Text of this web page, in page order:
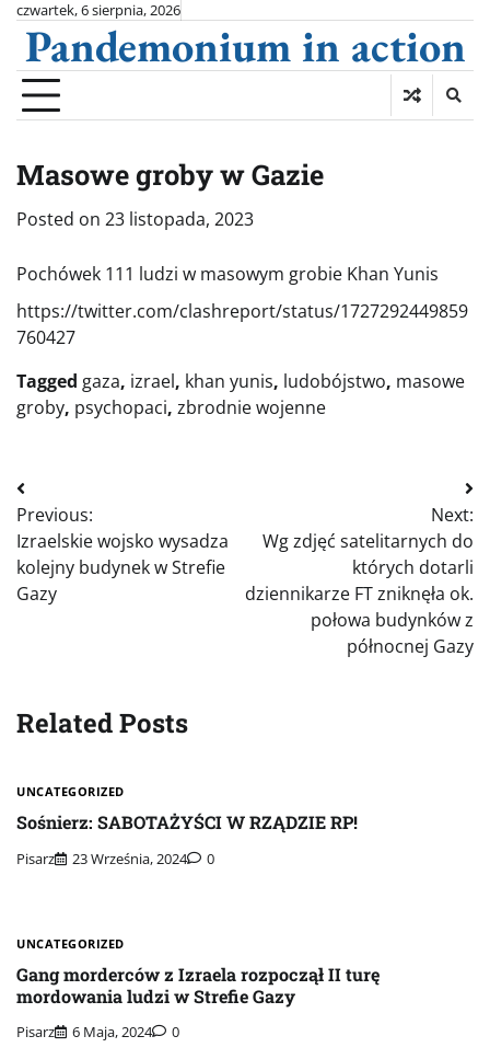
Skip
content
czwartek, 6 sierpnia, 2026
Pandemonium in action
Masowe groby w Gazie
Posted on 23 listopada, 2023
Pochówek 111 ludzi w masowym grobie Khan Yunis
https://twitter.com/clashreport/status/1727292449859
760427
Tagged gaza, izrael, khan yunis, ludobójstwo, masowe
groby, psychopaci, zbrodnie wojenne
Nawigacja
wpisu
Previous:
Izraelskie wojsko wysadza
kolejny budynek w Strefie
Gazy
Next:
Wg zdjęć satelitarnych do
których dotarli
dziennikarze FT zniknęła ok.
połowa budynków z
północnej Gazy
Related Posts
UNCATEGORIZED
Sośnierz: SABOTAŻYŚCI W RZĄDZIE RP!
Pisarz 23 Września, 2024 0
UNCATEGORIZED
Gang morderców z Izraela rozpoczął II turę
mordowania ludzi w Strefie Gazy
Pisarz 6 Maja, 2024 0